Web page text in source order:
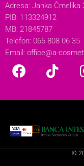
Adresa: Janka Čmelika
PIB: 113324912
MB: 21845787
Telefon: 066 808 06 35
Email: office@a-
©